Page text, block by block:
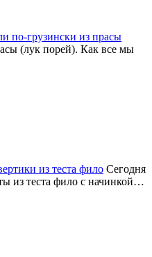
по-грузински из прасы
(лук порей). Как все мы
из теста фило Сегодня
из теста фило с начинкой…